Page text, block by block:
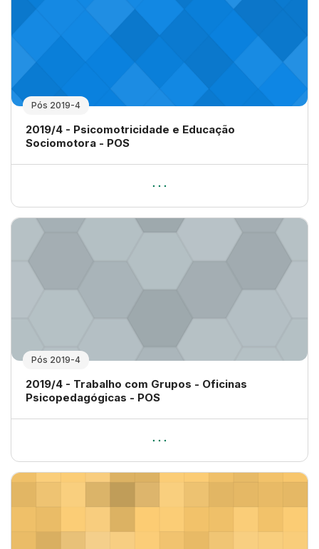
Pós 2019-4
Nome da disciplina
2019/4 - Psicomotricidade e Educação
Sociomotora - POS
Pós 2019-4
Nome da disciplina
2019/4 - Trabalho com Grupos - Oficinas
Psicopedagógicas - POS